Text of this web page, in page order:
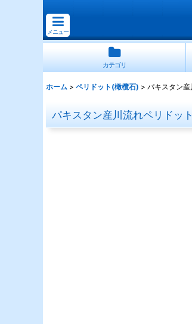
メニュー
カテゴリ
ホーム > ペリドット(橄欖石) > パキスタン産
パキスタン産川流れペリドッ